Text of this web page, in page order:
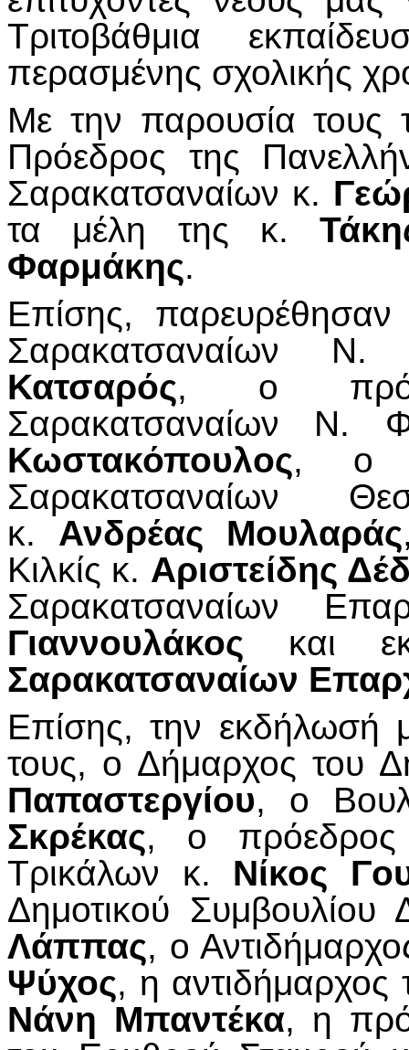
Τριτοβάθμια
περασμένης σχολικής
Με την παρουσία τους
Πρόεδρος της
Σαρακατσαναίων κ.
τα μέλη της κ.
Φαρμάκης.
Επίσης,
Σαρακατσαναίων
Κατσαρός, ο
Σαρακατσαναίων Ν.
Κωστακόπουλος, ο
Σαρακατσαναίων
κ. Ανδρέας Μουλαράς
Κιλκίς κ. Αριστείδης
Σαρακατσαναίων
Γιαννουλάκος και
Σαρακατσαναίων
Επίσης, την εκδήλωσή
τους, ο Δήμαρχος του
Παπαστεργίου, ο
Σκρέκας, ο πρόεδρος
Τρικάλων κ. Νίκος
Δημοτικού
Λάππας, ο
Ψύχος, η
Νάνη Μπαντέκα, η